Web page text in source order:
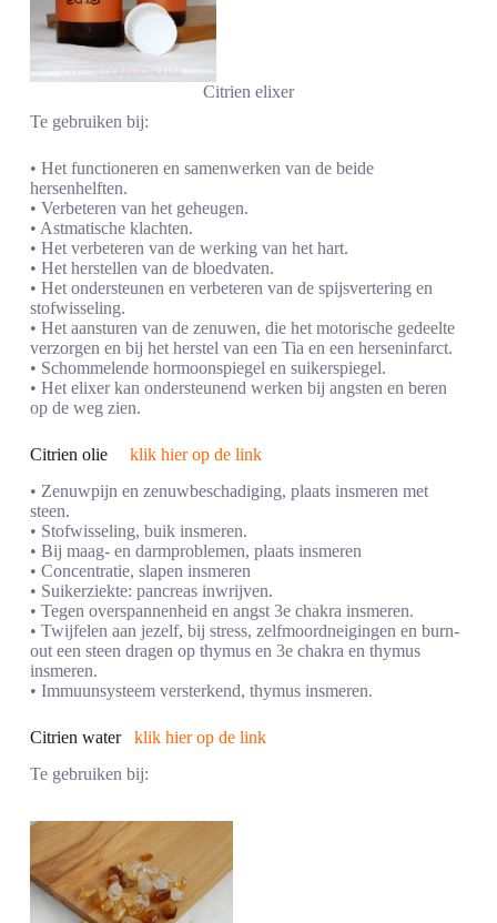
Citrien elixer
Te gebruiken bij:
• Het functioneren en samenwerken van de beide
hersenhelften.
• Verbeteren van het geheugen.
• Astmatische klachten.
• Het verbeteren van de werking van het hart.
• Het herstellen van de bloedvaten.
• Het ondersteunen en verbeteren van de spijsvertering en
stofwisseling.
• Het aansturen van de zenuwen, die het motorische gedeelte
verzorgen en bij het herstel van een Tia en een herseninfarct.
• Schommelende hormoonspiegel en suikerspiegel.
• Het elixer kan ondersteunend werken bij angsten en beren
op de weg zien.
Citrien olie klik hier op de link
• Zenuwpijn en zenuwbeschadiging, plaats insmeren met
steen.
• Stofwisseling, buik insmeren.
• Bij maag- en darmproblemen, plaats insmeren
• Concentratie, slapen insmeren
• Suikerziekte: pancreas inwrijven.
• Tegen overspannenheid en angst 3e chakra insmeren.
• Twijfelen aan jezelf, bij stress, zelfmoordneigingen en burn-
out een steen dragen op thymus en 3e chakra en thymus
insmeren.
• Immuunsysteem versterkend, thymus insmeren.
Citrien water klik hier op de link
Te gebruiken bij: